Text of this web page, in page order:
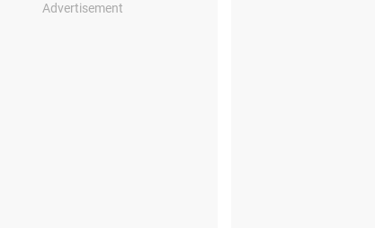
Advertisement